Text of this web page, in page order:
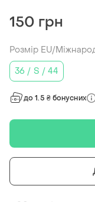
150 грн
Розмір EU/
36 / S / 44
до 1.5 ₴ бонусних